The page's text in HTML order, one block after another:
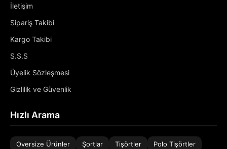
İletişim
Sipariş Takibi
Kargo Takibi
S.S.S
Üyelik Sözleşmesi
Gizlilik ve Güvenlik
Hızlı Arama
Oversize Ürünler Şortlar Tişörtler
Polo Tişörtler